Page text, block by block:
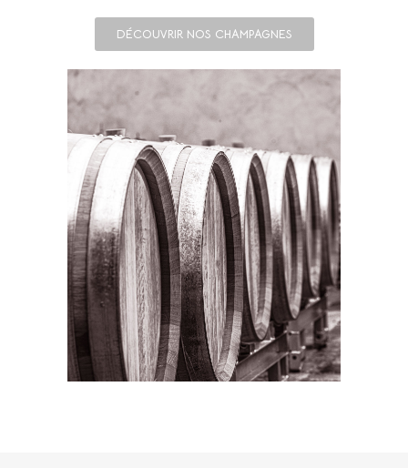
DÉCOUVRIR NOS CHAMPAGNES